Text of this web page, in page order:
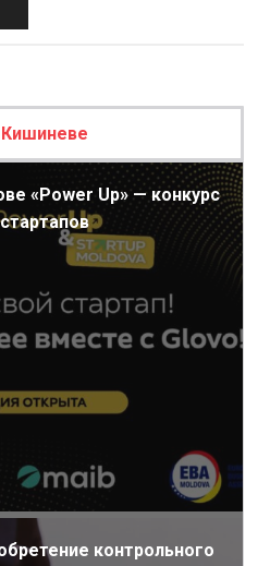
«Power Up» — конкурс
контрольного